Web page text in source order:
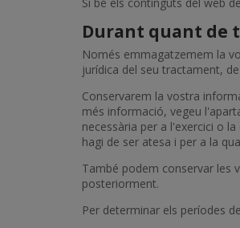
Durant quant de
Només emmagatzemem la
jurídica del seu tractament,
Conservarem la vostra
més informació, vegeu
necessària per a l'exercici o
hagi de ser atesa i per a la
També podem conservar les
posteriorment.
Per determinar els períodes